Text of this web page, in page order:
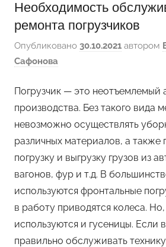
Необходимость
ремонта погрузчиков
Опубликовано 30.10.2021 автором
Сафонова
Погрузчик — это неотъемлемый
производства. Без такого вида
невозможно осуществлять
различных материалов, а также
погрузку и выгрузку грузов из
вагонов, фур и т.д. В
используются фронтальные
в работу приводятся колеса.
используются и гусеницы. Если
правильно обслуживать